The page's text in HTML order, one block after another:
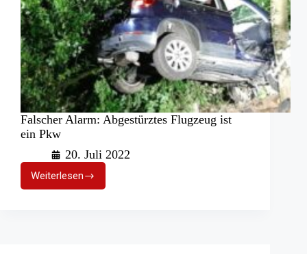
Falscher Alarm: Abgestürztes Flugzeug ist
ein Pkw
20. Juli 2022
Weiterlesen
Falscher
Alarm: